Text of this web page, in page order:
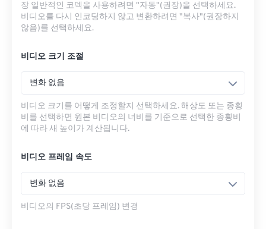
장 일반적인 코덱을 사용하려면 "자동"(권장)을 선택하세요.
비디오를 다시 인코딩하지 않고 변환하려면 "복사"(권장하지
않음)를 선택하세요.
비디오 크기 조절
변화 없음
비디오 크기를 어떻게 조정할지 선택하세요. 해상도 또는 종횡
비를 선택하면 원본 비디오의 너비를 기준으로 선택한 종횡비
에 따라 새 높이가 계산됩니다.
비디오 프레임 속도
변화 없음
비디오의 FPS(초당 프레임) 변경